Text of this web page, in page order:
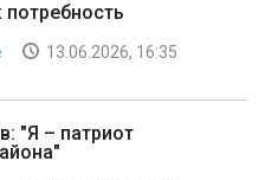
потребность
13.06.2026, 16:35
"Я – патриот